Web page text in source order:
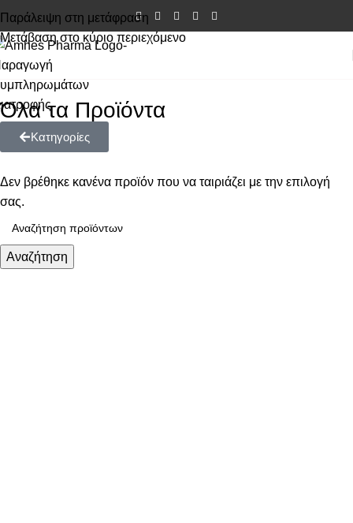
Παράλειψη στη μετάφραση
Μετάβαση στο κύριο περιεχόμενο
Όλα τα Προϊόντα
Κατηγορίες
Δεν βρέθηκε κανένα προϊόν που να ταιριάζει με την επιλογή
σας.
Αναζήτηση